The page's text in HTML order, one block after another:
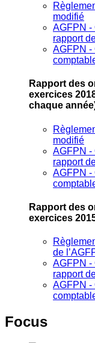
modifié
AGFPN
rapport
AGFPN
Rapport des
exercices
chaque
modifié
AGFPN
rapport
AGFPN
Rapport des
exercices
de
AGFPN
rapport
AGFPN
Focus